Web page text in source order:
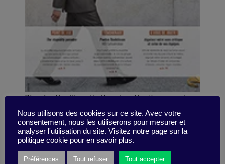
D’aprèsThe Stupidity Paradox: The Power and
Pitfalls of Functional Stupidity at Workde Mats
Alvesson et André Spicer (Profile Books, juin
2016) et un entretien avec Pontus Bodelsson,
plusieurs sociétés suédoises.
Nous utilisons des cookies sur ce site. Avec votre
consentement, nous les utiliserons pour mesurer et
analyser l'utilisation du site. Visitez notre page sur la
politique cookie pour en savoir plus.
Préférences Tout refuser Tout accepter